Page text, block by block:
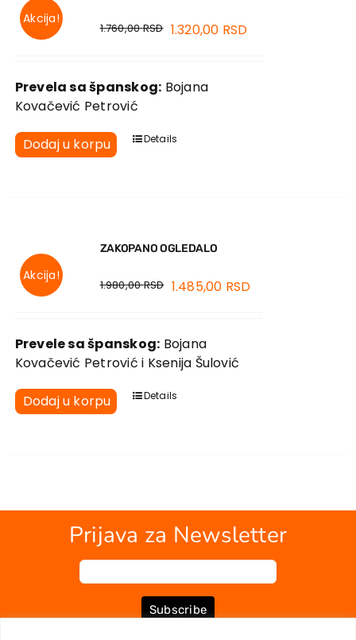
Akcija!
1.760,00RSD 1.320,00 RSD
Prevela sa španskog: Bojana
Kovačević Petrović
Dodaj u korpu Details
Akcija!
ZAKOPANO OGLEDALO
1.980,00RSD 1.485,00 RSD
Prevele sa španskog: Bojana
Kovačević Petrović i Ksenija Šulović
Dodaj u korpu Details
Prijava za Newsletter
Subscribe